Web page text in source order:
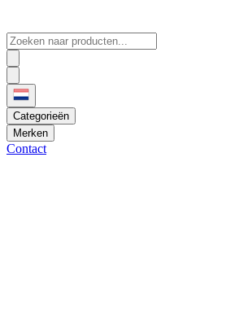
Categorieën
Merken
Contact